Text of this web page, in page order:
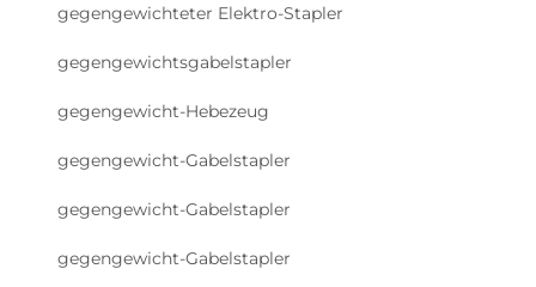
gegengewichteter Elektro-Stapler
gegengewichtsgabelstapler
gegengewicht-Hebezeug
gegengewicht-Gabelstapler
gegengewicht-Gabelstapler
gegengewicht-Gabelstapler